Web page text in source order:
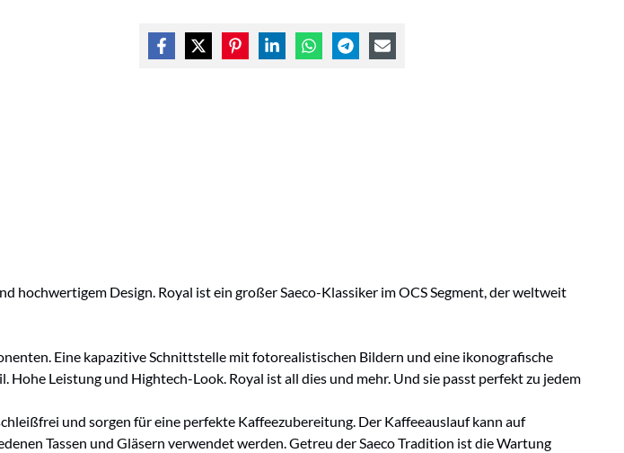
hochwertigem Design. Royal ist ein großer Saeco-Klassiker im OCS Segment, der weltweit
Eine kapazitive Schnittstelle mit fotorealistischen Bildern und eine ikonografische
Leistung und Hightech-Look. Royal ist all dies und mehr. Und sie passt perfekt zu jedem
und sorgen für eine perfekte Kaffeezubereitung. Der Kaffeeauslauf kann auf
Tassen und Gläsern verwendet werden. Getreu der Saeco Tradition ist die Wartung